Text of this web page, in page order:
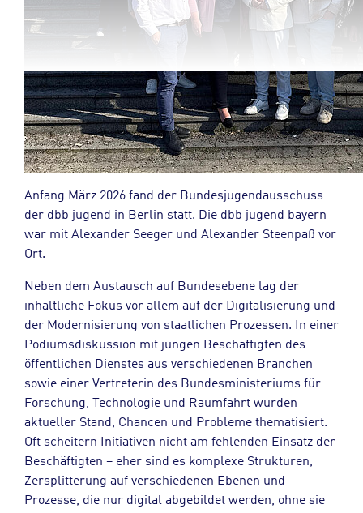
Anfang März 2026 fand der Bundesjugendausschuss
der dbb jugend in Berlin statt. Die dbb jugend bayern
war mit Alexander Seeger und Alexander Steenpaß vor
Ort.
Neben dem Austausch auf Bundesebene lag der
inhaltliche Fokus vor allem auf der Digitalisierung und
der Modernisierung von staatlichen Prozessen. In einer
Podiumsdiskussion mit jungen Beschäftigten des
öffentlichen Dienstes aus verschiedenen Branchen
sowie einer Vertreterin des Bundesministeriums für
Forschung, Technologie und Raumfahrt wurden
aktueller Stand, Chancen und Probleme thematisiert.
Oft scheitern Initiativen nicht am fehlenden Einsatz der
Beschäftigten – eher sind es komplexe Strukturen,
Zersplitterung auf verschiedenen Ebenen und
Prozesse, die nur digital abgebildet werden, ohne sie